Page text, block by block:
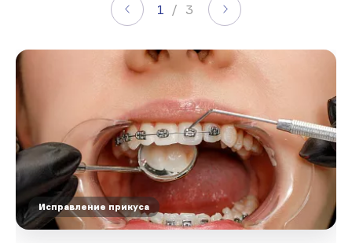
1 / 3
Исправление прикуса